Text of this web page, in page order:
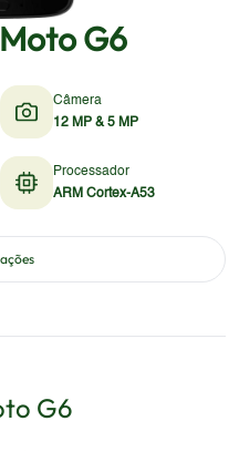
G6
Câmera
12 MP & 5 MP
Processador
ARM Cortex-A53
G6